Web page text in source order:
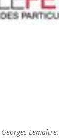
Lemaître: